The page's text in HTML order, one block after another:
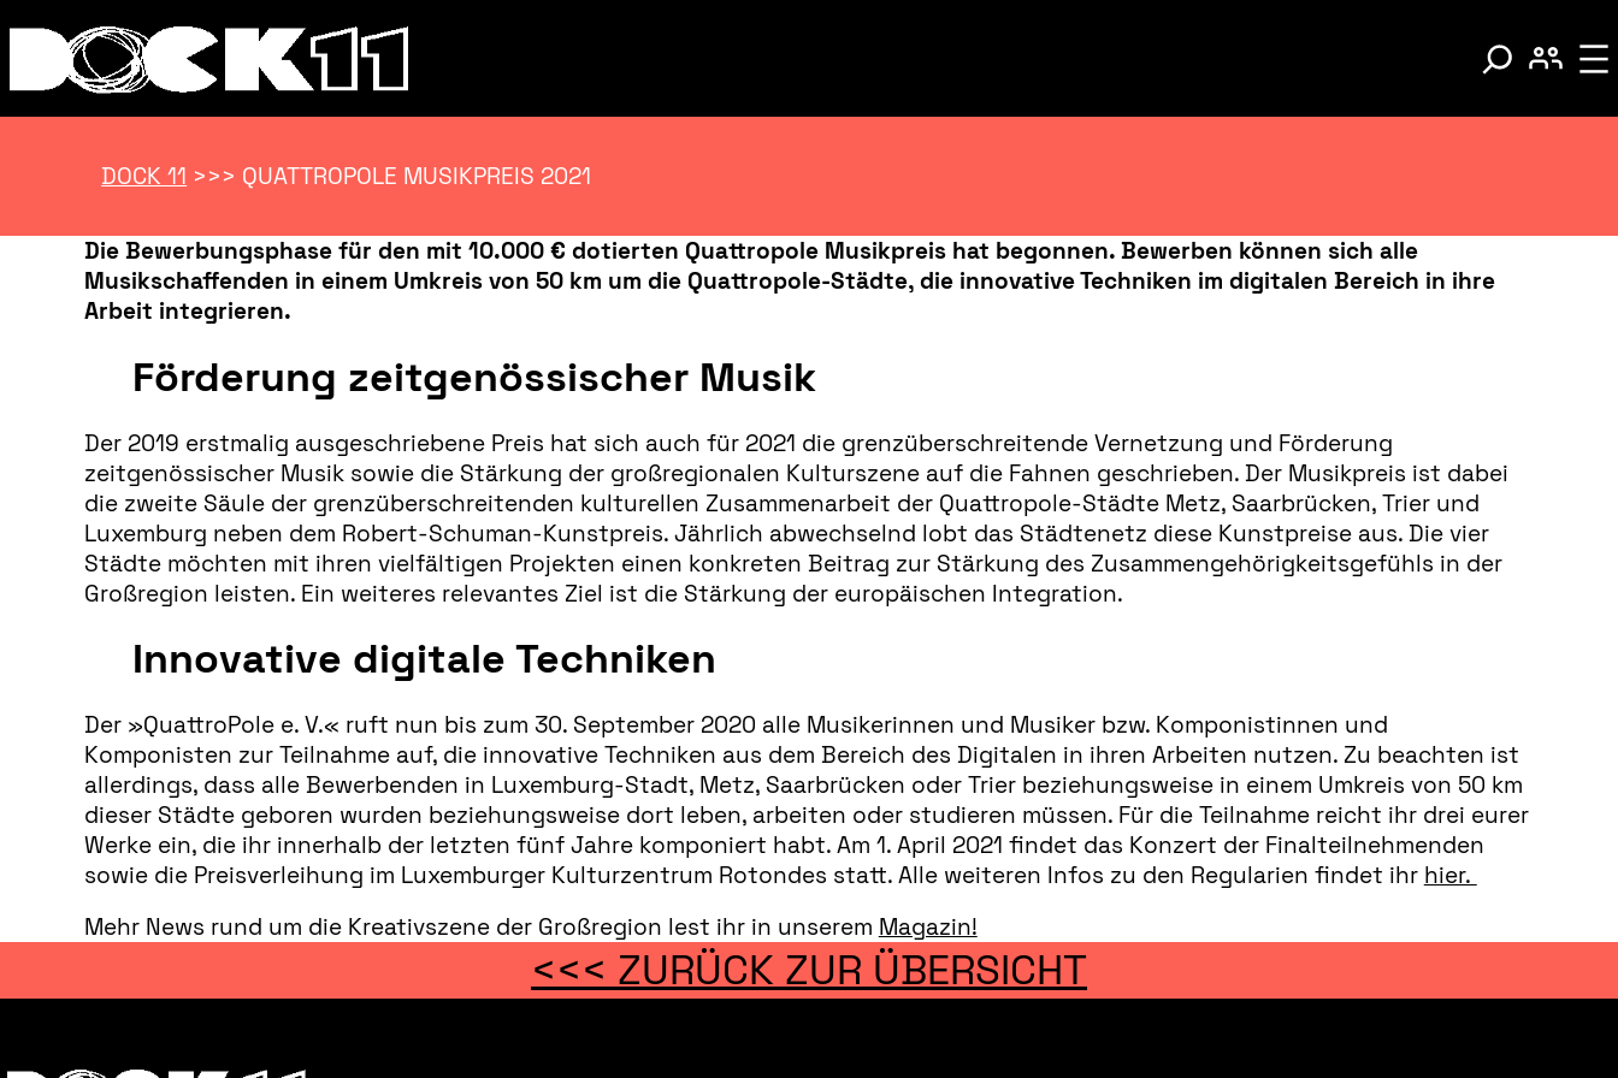
DOCK 11 >>> QUATTROPOLE MUSIKPREIS 2021
Die Bewerbungsphase für den mit 10.000 € dotierten Quattropole Musikpreis hat begonnen. Bewerben können sich alle
Musikschaffenden in einem Umkreis von 50 km um die Quattropole-Städte, die innovative Techniken im digitalen Bereich in ihre
Arbeit integrieren.
Förderung zeitgenössischer Musik
Der 2019 erstmalig ausgeschriebene Preis hat sich auch für 2021 die grenzüberschreitende Vernetzung und Förderung
zeitgenössischer Musik sowie die Stärkung der großregionalen Kulturszene auf die Fahnen geschrieben. Der Musikpreis ist dabei
die zweite Säule der grenzüberschreitenden kulturellen Zusammenarbeit der Quattropole-Städte Metz, Saarbrücken, Trier und
Luxemburg neben dem Robert-Schuman-Kunstpreis. Jährlich abwechselnd lobt das Städtenetz diese Kunstpreise aus. Die vier
Städte möchten mit ihren vielfältigen Projekten einen konkreten Beitrag zur Stärkung des Zusammengehörigkeitsgefühls in der
Großregion leisten. Ein weiteres relevantes Ziel ist die Stärkung der europäischen Integration.
Innovative digitale Techniken
Der »QuattroPole e. V.« ruft nun bis zum 30. September 2020 alle Musikerinnen und Musiker bzw. Komponistinnen und
Komponisten zur Teilnahme auf, die innovative Techniken aus dem Bereich des Digitalen in ihren Arbeiten nutzen. Zu beachten ist
allerdings, dass alle Bewerbenden in Luxemburg-Stadt, Metz, Saarbrücken oder Trier beziehungsweise in einem Umkreis von 50 km
dieser Städte geboren wurden beziehungsweise dort leben, arbeiten oder studieren müssen. Für die Teilnahme reicht ihr drei eurer
Werke ein, die ihr innerhalb der letzten fünf Jahre komponiert habt. Am 1. April 2021 findet das Konzert der Finalteilnehmenden
sowie die Preisverleihung im Luxemburger Kulturzentrum Rotondes statt. Alle weiteren Infos zu den Regularien findet ihr hier.
Mehr News rund um die Kreativszene der Großregion lest ihr in unserem Magazin!
<<< ZURÜCK ZUR ÜBERSICHT